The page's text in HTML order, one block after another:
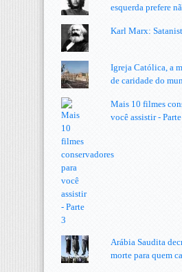
esquerda prefere
Karl Marx:
Igreja Católica, a
de caridade do
Mais 10 filmes
você assistir -
Arábia Saudita
morte para quem